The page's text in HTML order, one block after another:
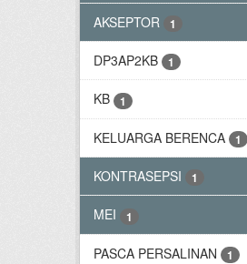
AKSEPTOR 1
DP3AP2KB 1
KB 1
KELUARGA BERENCA 1
KONTRASEPSI 1
MEI 1
PASCA PERSALINAN 1